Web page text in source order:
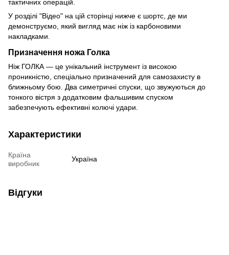
тактичних операцій.
У розділі "Відео" на цій сторінці нижче є шортс, де ми
демонструємо, який вигляд має ніж із карбоновими
накладками.
Призначення ножа Голка
Ніж ГОЛКА — це унікальний інструмент із високою
проникністю, спеціально призначений для самозахисту в
ближньому бою. Два симетричні спуски, що звужуються до
тонкого вістря з додатковим фальшивим спуском
забезпечують ефективні колючі удари.
Характеристики
Країна
виробник
Україна
Відгуки